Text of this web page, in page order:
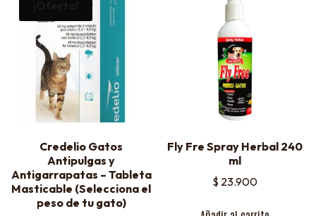
Credelio Gatos
Antipulgas y
Antigarrapatas – Tableta
Masticable (Selecciona el
peso de tu gato)
Fly Fre Spray Herbal 240
ml
$ 23.900